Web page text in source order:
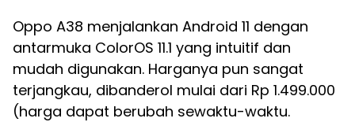
Oppo A38 menjalankan Android 11 dengan
antarmuka ColorOS 11.1 yang intuitif dan
mudah digunakan. Harganya pun sangat
terjangkau, dibanderol mulai dari Rp 1.499.000
(harga dapat berubah sewaktu-waktu.